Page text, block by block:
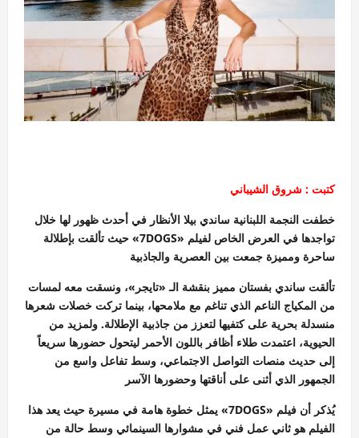
كتبت : شروق الشيباني
خطفت النجمة اللبنانية ساندي بيلا الأنظار في أحدث ظهور لها خلال
تواجدها في العرض الخاص لفيلم «7DOGS» حيث تألقت بإطلالة
ساحرة ومميزة جمعت بين العصرية والجاذبية
تألقت ساندي بفستان مميز بنقشة الـ «تايجر»، ونسقت معه لمسات
من المكياج الناعم الذي تناغم مع ملامحها، بينما تركت خصلات شعرها
منسدلة بحرية على كتفيها لتعزز من جاذبية الإطلالة. ولمزيد من
الحيوية، اعتمدت طلاء أظافر باللون الأحمر ليتحول حضورها سريعاً
إلى حديث منصات التواصل الاجتماعي، وسط تفاعل واسع من
الجمهور الذي أثنى على أناقتها وحضورها الآسر
يُذكر أن فيلم «7DOGS» يمثل خطوة هامة في مسيرة حيث يعد هذا
الفيلم هو ثاني عمل فني في مشوارها السينمائي وسط حالة من